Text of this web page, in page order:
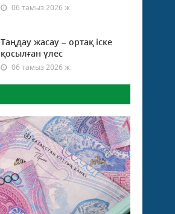
06 тамыз 2026 ж.
Таңдау жасау – ортақ іске
қосылған үлес
06 тамыз 2026 ж.